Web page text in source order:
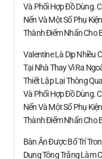
Và Phối Hợp Đồ Dùng.
Nến Và Một Số Phụ
Thành Điểm Nhấn Cho
Valentine Là Dịp Nhiều
Tại Nhà Thay Vì Ra
Thiết Lập Lại Thông
Và Phối Hợp Đồ Dùng.
Nến Và Một Số Phụ
Thành Điểm Nhấn Cho
Bàn Ăn Được Bố Trí
Dụng Tông Trắng Làm